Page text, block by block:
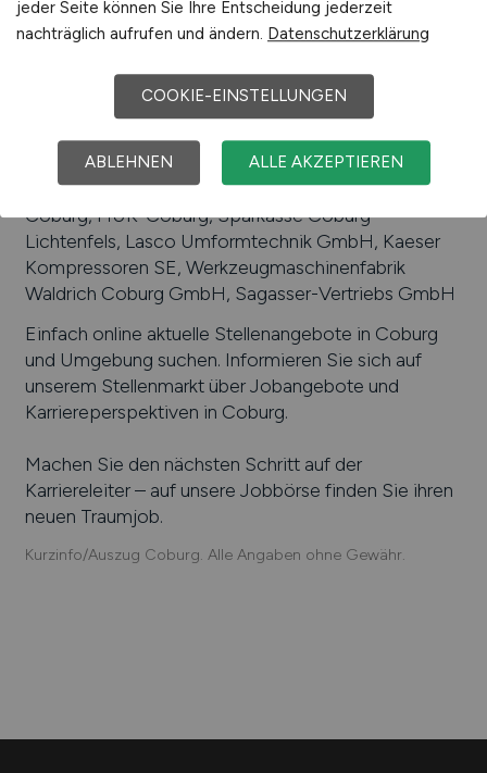
Coburg/Branchen Anlagentechnik,
Kunststoffverarbeitung, Produktion, Handel,
Dienstleistungen, Maschinenbau, Finanz- und
Versicherungswesen, Elektrotechnik
Beliebte Arbeitgeber inCoburg, die attraktive
Jobangebote bieten
Kapp Technologie GmbH,
Brose Coburg – Brose Fahrzeugteile, Klinikum
Coburg, HUK-Coburg, Sparkasse Coburg-
Lichtenfels, Lasco Umformtechnik GmbH, Kaeser
Kompressoren SE, Werkzeugmaschinenfabrik
Waldrich Coburg GmbH, Sagasser-Vertriebs GmbH
Einfach online aktuelle Stellenangebote in Coburg
und Umgebung suchen. Informieren Sie sich auf
unserem Stellenmarkt über Jobangebote und
Karriereperspektiven in Coburg.
Machen Sie den nächsten Schritt auf der
Karriereleiter – auf unsere Jobbörse finden Sie ihren
neuen Traumjob.
Kurzinfo/Auszug Coburg. Alle Angaben ohne Gewähr.
jeder Seite können Sie Ihre Entscheidung jederzeit
nachträglich aufrufen und ändern. Datenschutzerklärung
COOKIE-EINSTELLUNGEN
ABLEHNEN ALLE AKZEPTIEREN